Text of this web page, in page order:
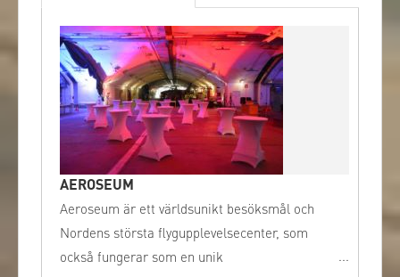
AEROSEUM
Aeroseum är ett världsunikt besöksmål och
Nordens största flygupplevelsecenter, som
också fungerar som en unik